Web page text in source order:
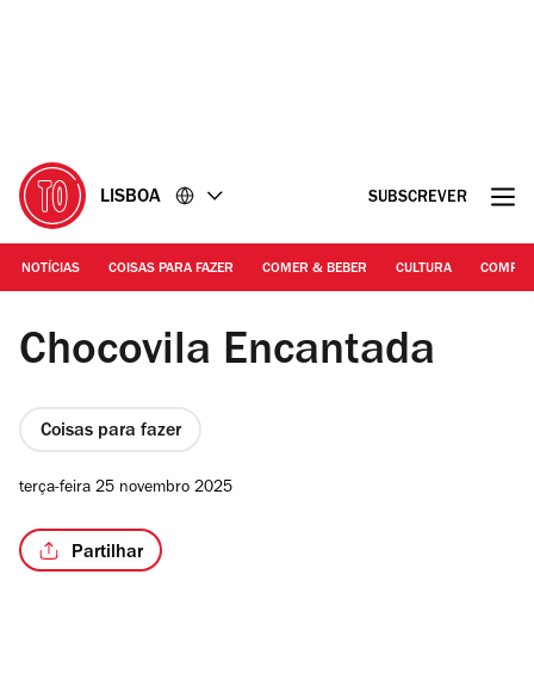
LISBOA SUBSCREVER
NOTÍCIAS COISAS PARA FAZER COMER & BEBER CULTURA
DR | Chocovila Encantada
Chocovila Encantada
Coisas para fazer
terça-feira 25 novembro 2025
Partilhar